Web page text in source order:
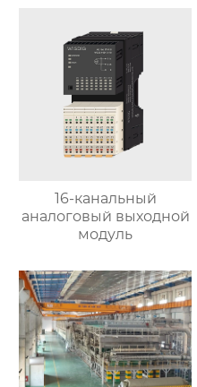
16-канальный
аналоговый выходной
модуль